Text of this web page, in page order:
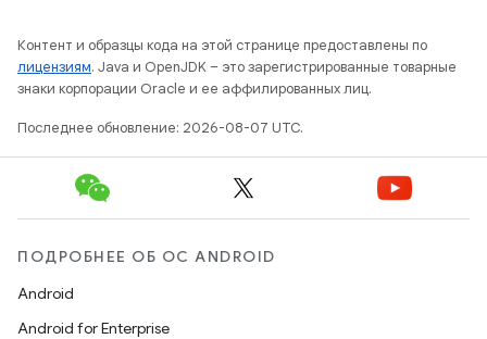
Контент и образцы кода на этой странице предоставлены по
лицензиям. Java и OpenJDK – это зарегистрированные товарные
знаки корпорации Oracle и ее аффилированных лиц.
Последнее обновление: 2026-08-07 UTC.
ПОДРОБНЕЕ ОБ ОС ANDROID
Android
Android for Enterprise